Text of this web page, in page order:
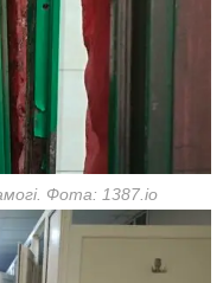
Фота: 1387.io